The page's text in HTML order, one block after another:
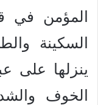
المؤمن في
السكينة
ينزلها على
الخوف